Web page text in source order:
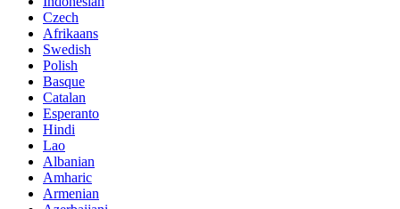
Czech
Afrikaans
Swedish
Polish
Basque
Catalan
Esperanto
Hindi
Lao
Albanian
Amharic
Armenian